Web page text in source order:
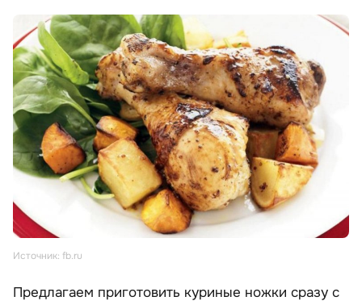
Источник: fb.ru
Предлагаем приготовить куриные ножки сразу с